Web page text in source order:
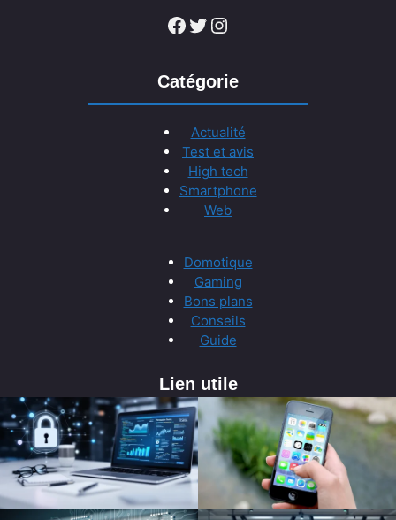
Facebook Twitter Instagram
Catégorie
Actualité
Test et avis
High tech
Smartphone
Web
Domotique
Gaming
Bons plans
Conseils
Guide
Lien utile